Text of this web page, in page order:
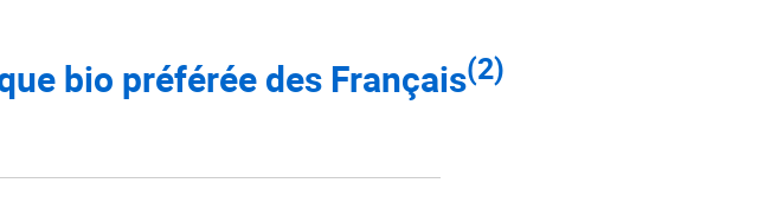
bio préférée des Français(2)